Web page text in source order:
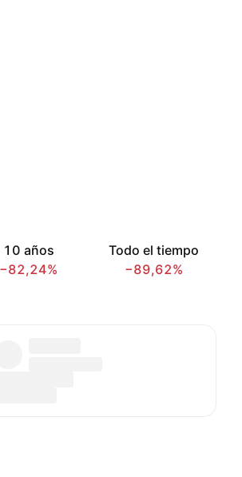
10 años
−82,24%
Todo el tiempo
−89,62%